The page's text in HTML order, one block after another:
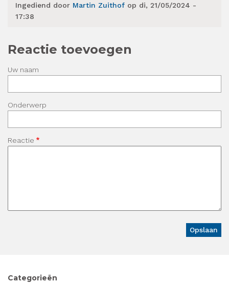
Ingediend door Martin Zuithof op di, 21/05/2024 -
17:38
Reactie toevoegen
Uw naam
Onderwerp
Reactie
Categorieën